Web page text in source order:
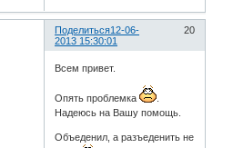
Поделиться 20
12-06-
2013 15:30:01
Всем привет.
Опять проблемка
Надеюсь на Вашу помощь.
Объеденил, а разъеденить не